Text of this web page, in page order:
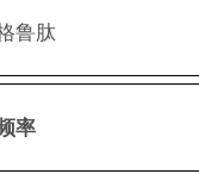
鲁肽
率